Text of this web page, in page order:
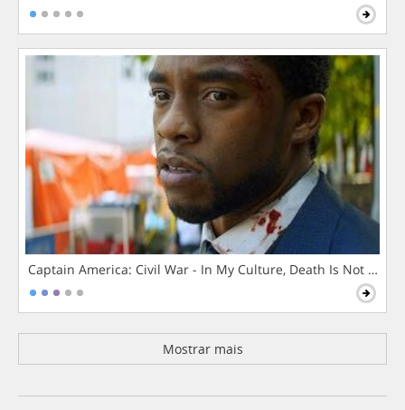
Captain America: Civil War - In My Culture, Death Is Not The
Mostrar mais